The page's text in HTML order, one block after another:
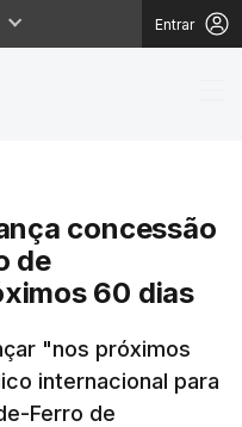
Entrar
concessão
de
60 dias
"nos próximos
internacional para
Ferro de